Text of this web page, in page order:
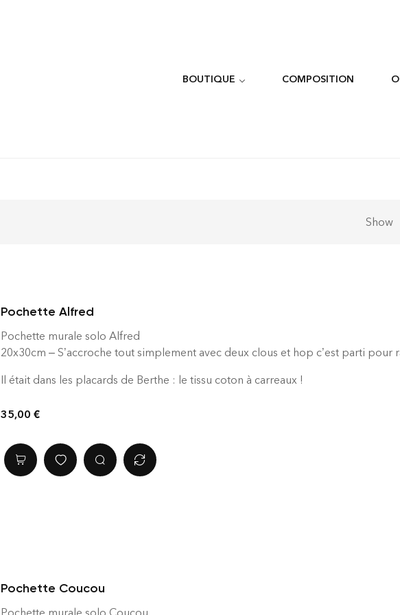
BOUTIQUE COMPOSITION
Show
Pochette Alfred
Pochette murale solo Alfred
20x30cm – S’accroche tout simplement avec deux clous et hop c’est parti pour
Il était dans les placards de Berthe : le tissu coton à carreaux !
35,00 €
Pochette Coucou